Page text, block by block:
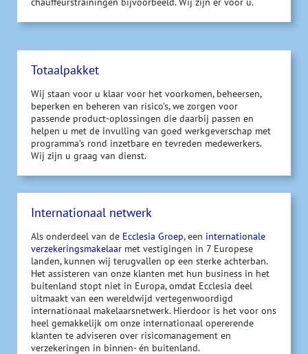
Totaalpakket
Wij staan voor u klaar voor het voorkomen, beheersen,
beperken en beheren van risico’s, we zorgen voor
passende product-oplossingen die daarbij passen en
helpen u met de invulling van goed werkgeverschap met
programma’s rond inzetbare en tevreden medewerkers.
Wij zijn u graag van dienst.
Internationaal netwerk
Als onderdeel van de Ecclesia Groep, een internationale
verzekeringsmakelaar met vestigingen in 7 Europese
landen, kunnen wij terugvallen op een sterke achterban.
Het assisteren van onze klanten met hun business in het
buitenland stopt niet in Europa, omdat Ecclesia deel
uitmaakt van een wereldwijd vertegenwoordigd
internationaal makelaarsnetwerk. Hierdoor is het voor ons
heel gemakkelijk om onze internationaal opererende
klanten te adviseren over risicomanagement en
verzekeringen in binnen- én buitenland.